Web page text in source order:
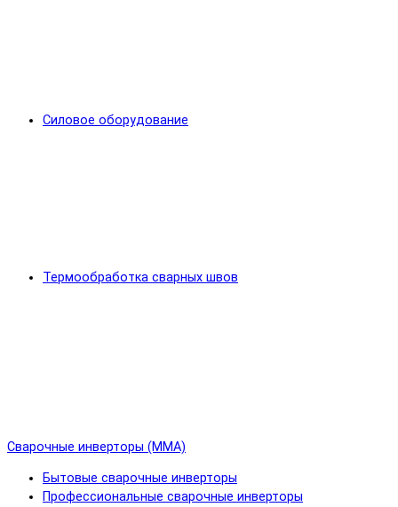
Силовое оборудование
Термообработка сварных швов
Сварочные инверторы (MMA)
Бытовые сварочные инверторы
Профессиональные сварочные инверторы